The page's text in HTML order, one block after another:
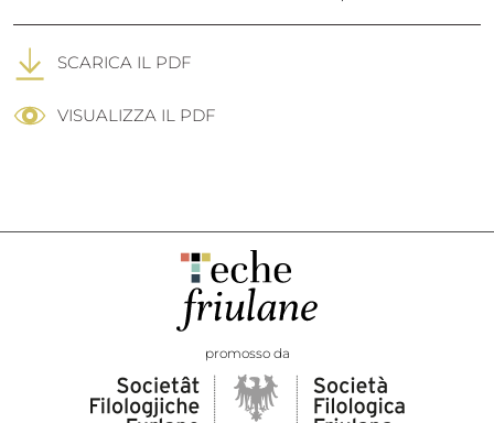
SCARICA IL PDF
VISUALIZZA IL PDF
promosso da